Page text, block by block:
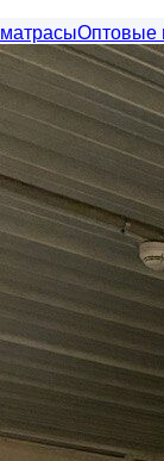
матрасыОптовые